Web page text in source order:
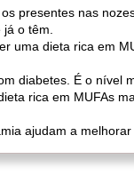
presentes nas
o têm.
uma dieta rica em
diabetes. É o
rica em MUFAs
ajudam a